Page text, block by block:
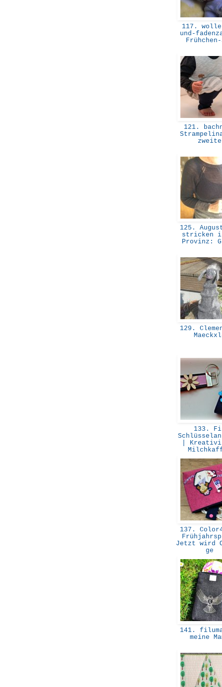
117.
und-
121.
125.
stricken
Provinz:
129.
133.
|
137.
Jetzt wird
ge
141.
meine